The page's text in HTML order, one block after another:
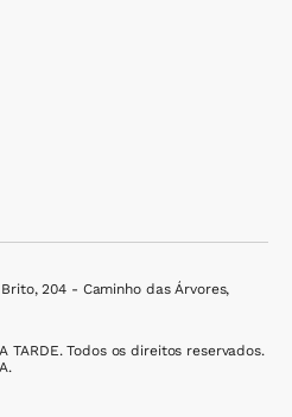
204 - Caminho das Árvores,
TARDE. Todos os direitos reservados.